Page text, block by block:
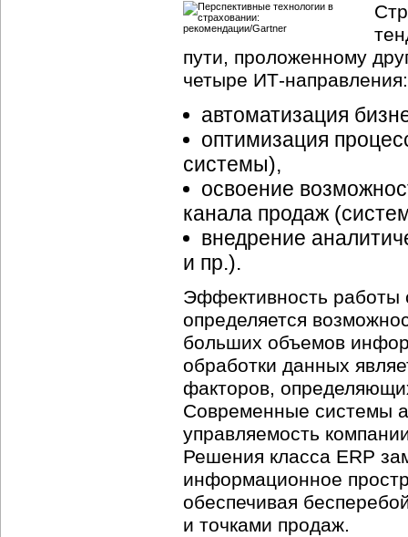
пути, проложенному
четыре ИТ-направления:
автоматизация
оптимизация
системы),
освоение
канала продаж
внедрение
и пр.).
Эффективность работы
определяется
больших объемов
обработки данных
факторов,
Современные системы
управляемость
Решения класса ERP
информационное
обеспечивая
и точками продаж.